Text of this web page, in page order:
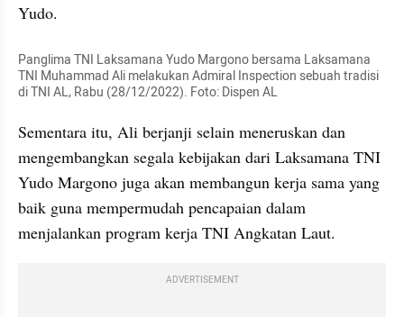
Yudo.
Panglima TNI Laksamana Yudo Margono bersama Laksamana
TNI Muhammad Ali melakukan Admiral Inspection sebuah tradisi
di TNI AL, Rabu (28/12/2022). Foto: Dispen AL
Sementara itu, Ali berjanji selain meneruskan dan
mengembangkan segala kebijakan dari Laksamana TNI
Yudo Margono juga akan membangun kerja sama yang
baik guna mempermudah pencapaian dalam
menjalankan program kerja TNI Angkatan Laut.
ADVERTISEMENT